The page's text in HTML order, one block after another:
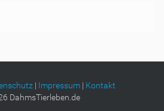
| Impressum| Kontakt
DahmsTierleben.de